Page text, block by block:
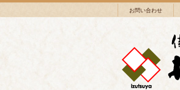
お問い合わせ